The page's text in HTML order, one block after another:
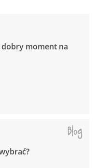
dobry moment na